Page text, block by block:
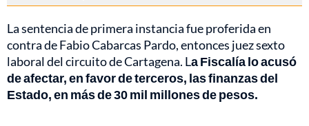
La sentencia de primera instancia fue proferida en
contra de Fabio Cabarcas Pardo, entonces juez sexto
laboral del circuito de Cartagena. La Fiscalía lo acusó
de afectar, en favor de terceros, las finanzas del
Estado, en más de 30 mil millones de pesos.